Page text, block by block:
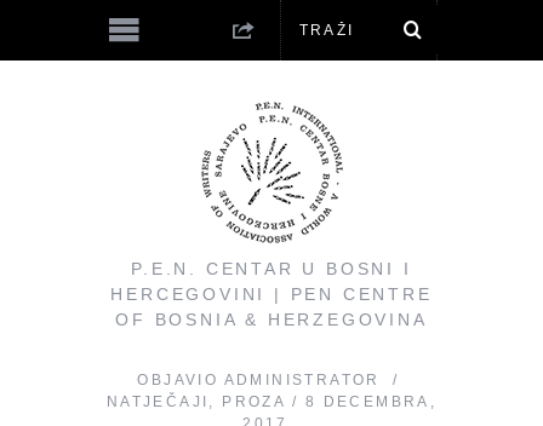
P.E.N. CENTAR U BOSNI I
HERCEGOVINI | PEN CENTRE
OF BOSNIA & HERZEGOVINA
OBJAVIO ADMINISTRATOR
NATJEČAJI , PROZA
8 DECEMBRA,